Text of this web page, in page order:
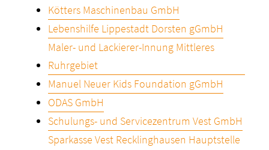
Kötters Maschinenbau GmbH
Lebenshilfe Lippestadt Dorsten gGmbH
Maler- und Lackierer-Innung Mittleres
Ruhrgebiet
Manuel Neuer Kids Foundation gGmbH
ODAS GmbH
Schulungs- und Servicezentrum Vest GmbH
Sparkasse Vest Recklinghausen Hauptstelle